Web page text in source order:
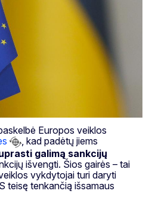
Europos veiklos
, kad padėtų jiems
galimą sankcijų
išvengti. Šios gairės – tai
vykdytojai turi daryti
teisę tenkančią išsamaus